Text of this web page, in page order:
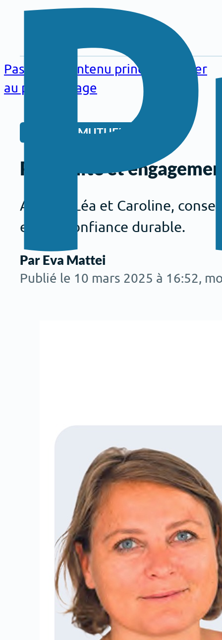
contenu
principal
Passer au contenu principal
Passer
au pied de page
VIE DE LA MUTUELLE
Proximité et
Aurélie, Léa et Caroline,
et une confiance durable.
Par Eva Mattei
Publié le 10 mars 2025 à 16:52,